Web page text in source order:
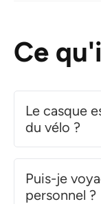
Ce
Le casque
du vélo ?
Puis-je
personnel ?